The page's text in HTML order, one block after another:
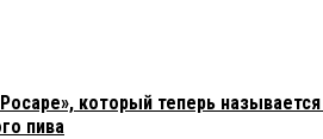
который теперь называется
пива